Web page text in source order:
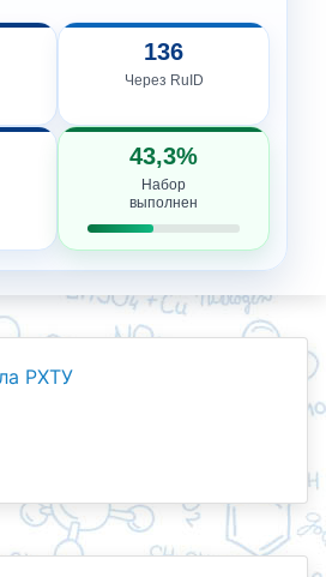
136
Через RuID
43,3%
Набор
выполнен
РХТУ